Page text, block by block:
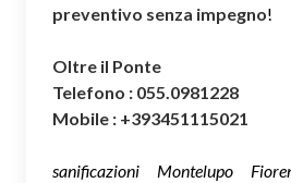
preventivo senza impegno!
Oltre il Ponte
Telefono : 055.0981228
Mobile : +393451115021
sanificazioni Montelupo